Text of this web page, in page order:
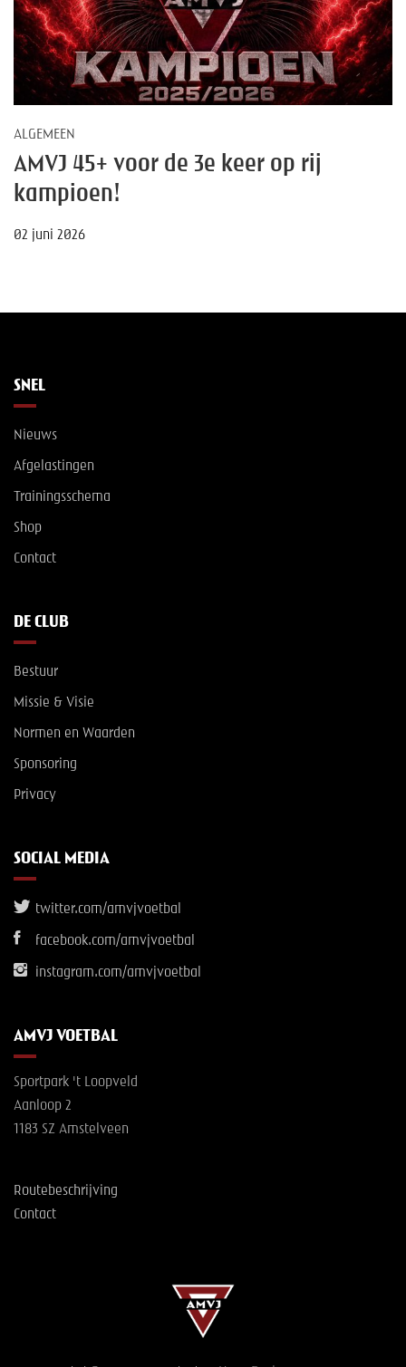
ALGEMEEN
AMVJ 45+ voor de 3e keer op rij
kampioen!
02 juni 2026
SNEL
Nieuws
Afgelastingen
Trainingsschema
Shop
Contact
DE CLUB
Bestuur
Missie & Visie
Normen en Waarden
Sponsoring
Privacy
SOCIAL MEDIA
twitter.com/amvjvoetbal
facebook.com/amvjvoetbal
instagram.com/amvjvoetbal
AMVJ VOETBAL
Sportpark 't Loopveld
Aanloop 2
1183 SZ Amstelveen
Routebeschrijving
Contact